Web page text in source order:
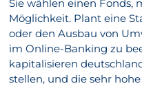
Sie wählen einen Fonds,
Möglichkeit. Plant eine
oder den Ausbau von
im Online-Banking zu
kapitalisieren
stellen, und die sehr